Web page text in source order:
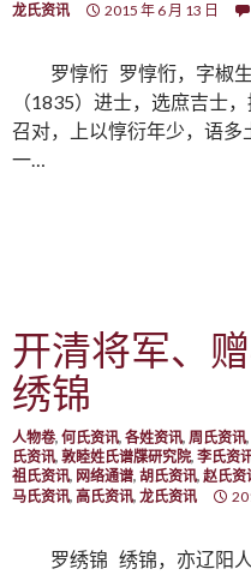
龙氏资讯
2015 年 6 月 13 日
罗惇㤚 罗惇㤚，字椒
（1835）进士，选庶吉士
召对，上以惇衍年少，语
一…
开清将军、
绣锦
人物卷, 何氏资讯, 各姓资讯, 周氏资讯,
氏资讯, 敦睦姓氏谱牒研究院, 李氏资
祖氏资讯, 网络通谱, 胡氏资讯, 赵氏资
马氏资讯, 高氏资讯, 龙氏资讯
罗绣锦 绣锦，亦辽阳